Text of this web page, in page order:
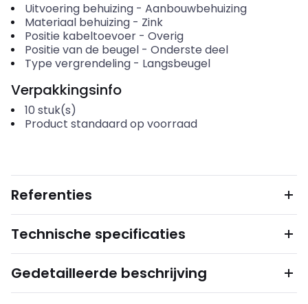
Uitvoering behuizing- Aanbouwbehuizing
Materiaal behuizing- Zink
Positie kabeltoevoer- Overig
Positie van de beugel- Onderste deel
Type vergrendeling- Langsbeugel
Verpakkingsinfo
10 stuk(s)
Product standaard op voorraad
Referenties
Technische specificaties
Gedetailleerde beschrijving